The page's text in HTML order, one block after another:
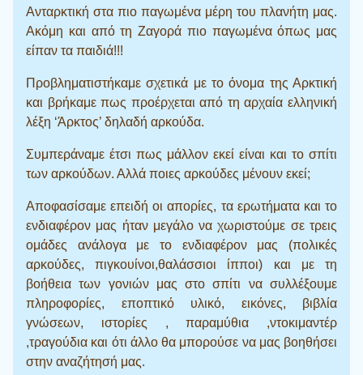
Ανταρκτική στα πιο παγωμένα μέρη του πλανήτη μας.
Ακόμη και από τη Ζαγορά πιο παγωμένα όπως μας
είπαν τα παιδιά!!!
Προβληματιστήκαμε σχετικά με το όνομα της Αρκτική
και βρήκαμε πως προέρχεται από τη αρχαία ελληνική
λέξη ‘Άρκτος’ δηλαδή αρκούδα.
Συμπεράναμε έτσι πως μάλλον εκεί είναι και το σπίτι
των αρκούδων. Αλλά ποιες αρκούδες μένουν εκεί;
Αποφασίσαμε επειδή οι απορίες, τα ερωτήματα και το
ενδιαφέρον μας ήταν μεγάλο να χωριστούμε σε τρεις
ομάδες ανάλογα με το ενδιαφέρον μας (πολικές
αρκούδες, πιγκουίνοι,θαλάσσιοι ίπποι) και με τη
βοήθεια των γονιών μας στο σπίτι να συλλέξουμε
πληροφορίες, εποπτικό υλικό, εικόνες, βιβλία
γνώσεων, ιστορίες , παραμύθια ,ντοκιμαντέρ
,τραγούδια και ότι άλλο θα μπορούσε να μας βοηθήσει
στην αναζήτησή μας.